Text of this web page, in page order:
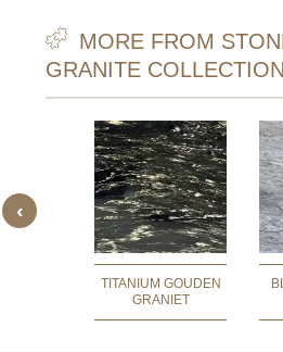
MORE FROM
GRANITE COLLECTION
‹
TITANIUM GOUDEN
GRANIET